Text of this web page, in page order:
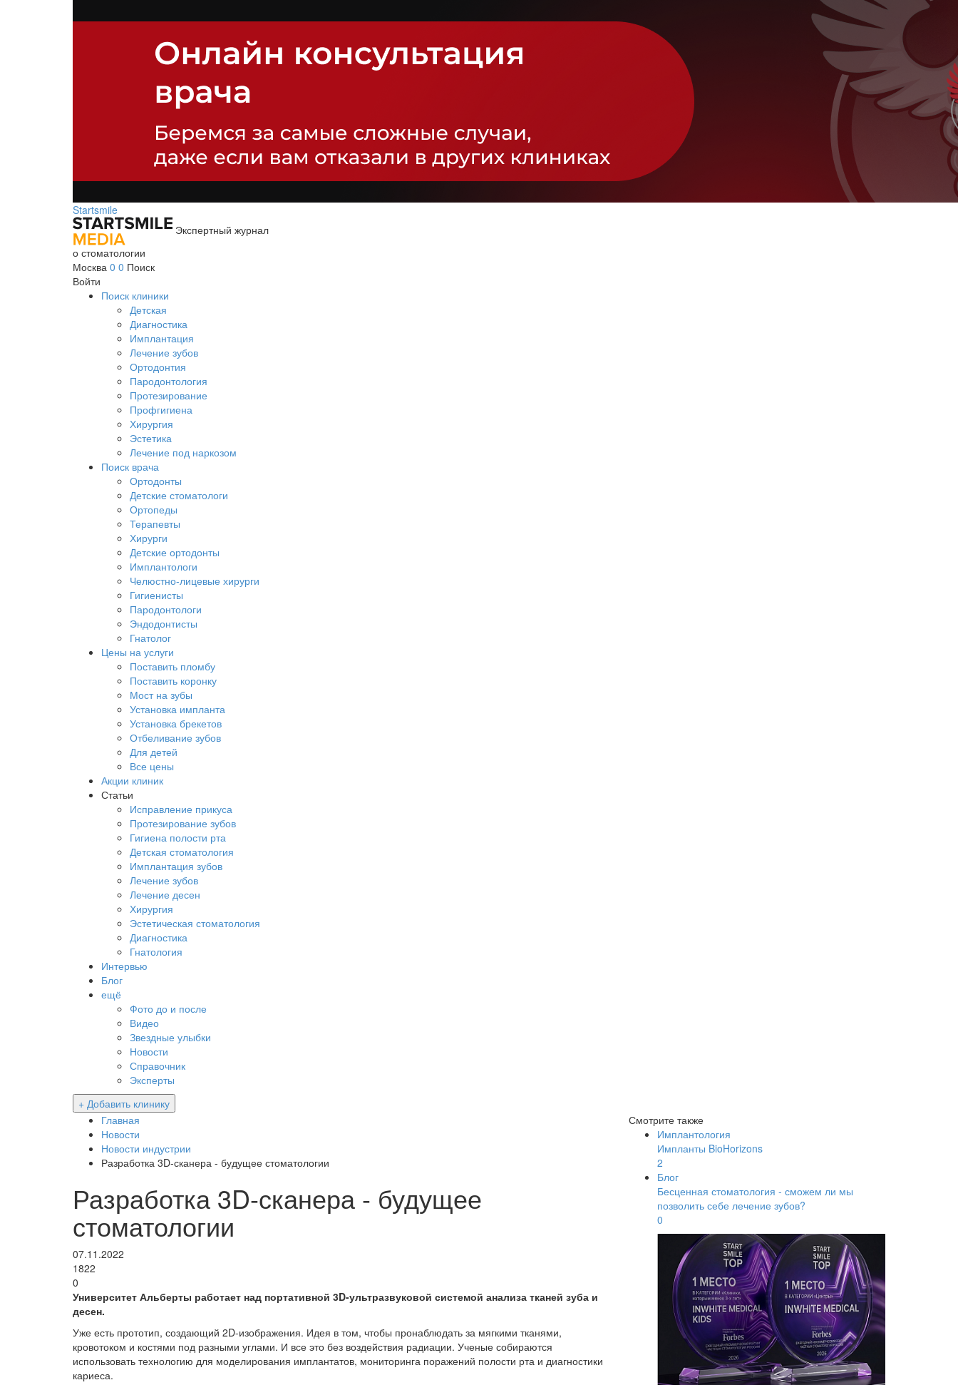
Startsmile
Экспертный журнал
о стоматологии
Москва 0 0 Поиск
Войти
Поиск клиники
Детская
Диагностика
Имплантация
Лечение зубов
Ортодонтия
Пародонтология
Протезирование
Профгигиена
Хирургия
Эстетика
Лечение под наркозом
Поиск врача
Ортодонты
Детские стоматологи
Ортопеды
Терапевты
Хирурги
Детские ортодонты
Имплантологи
Челюстно-лицевые хирурги
Гигиенисты
Пародонтологи
Эндодонтисты
Гнатолог
Цены на услуги
Поставить пломбу
Поставить коронку
Мост на зубы
Установка импланта
Установка брекетов
Отбеливание зубов
Для детей
Все цены
Акции клиник
Статьи
Исправление прикуса
Протезирование зубов
Гигиена полости рта
Детская стоматология
Имплантация зубов
Лечение зубов
Лечение десен
Хирургия
Эстетическая стоматология
Диагностика
Гнатология
Интервью
Блог
ещё
Фото до и после
Видео
Звездные улыбки
Новости
Справочник
Эксперты
+ Добавить клинику
Главная
Новости
Новости индустрии
Разработка 3D-сканера - будущее стоматологии
Разработка 3D-сканера - будущее
стоматологии
07.11.2022
1822
0
Университет Альберты работает над портативной 3D-ультразвуковой системой анализа тканей зуба и
десен.
Уже есть прототип, создающий 2D-изображения. Идея в том, чтобы пронаблюдать за мягкими тканями,
кровотоком и костями под разными углами. И все это без воздействия радиации. Ученые собираются
использовать технологию для моделирования имплантатов, мониторинга поражений полости рта и диагностики
кариеса.
Смотрите также
Имплантология
Импланты BioHorizons
2
Блог
Бесценная стоматология - сможем ли мы
позволить себе лечение зубов?
0